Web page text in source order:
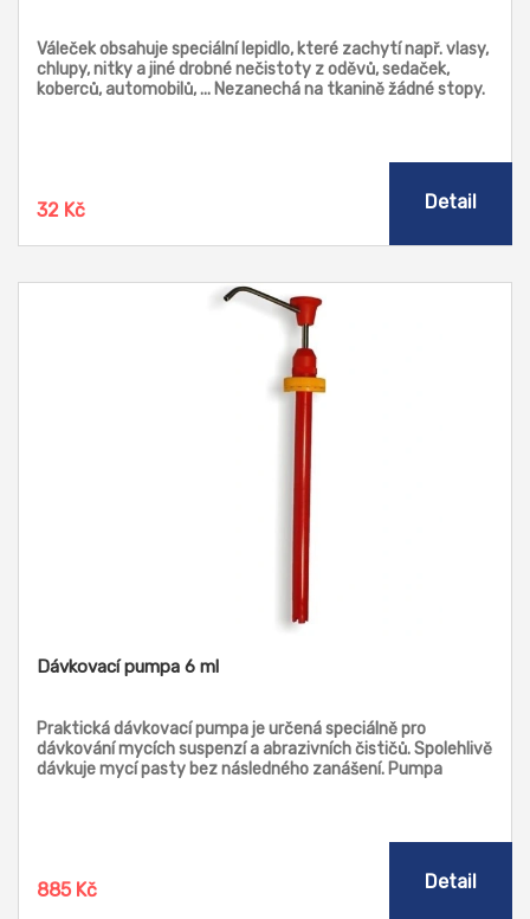
Váleček obsahuje speciální lepidlo, které zachytí např. vlasy,
chlupy, nitky a jiné drobné nečistoty z oděvů, sedaček,
koberců, automobilů, ... Nezanechá na tkanině žádné stopy.
32 Kč Detail
Dávkovací pumpa 6 ml
Praktická dávkovací pumpa je určená speciálně pro
dávkování mycích suspenzí a abrazivních čističů. Spolehlivě
dávkuje mycí pasty bez následného zanášení. Pumpa
885 Kč Detail